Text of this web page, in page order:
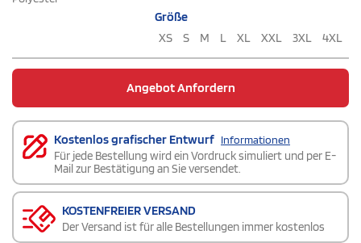
Größe
XS
S M L XL XXL 3XL 4XL
Angebot Anfordern
Kostenlos grafischer Entwurf Informationen
Für jede Bestellung wird ein Vordruck simuliert und per E-
Mail zur Bestätigung an Sie versendet.
KOSTENFREIER VERSAND
Der Versand ist für alle Bestellungen immer kostenlos